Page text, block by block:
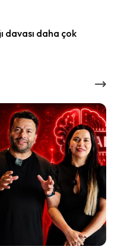
davası daha çok